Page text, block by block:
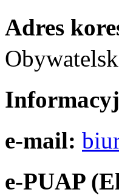
Adres
e-mail:
e-PUAP